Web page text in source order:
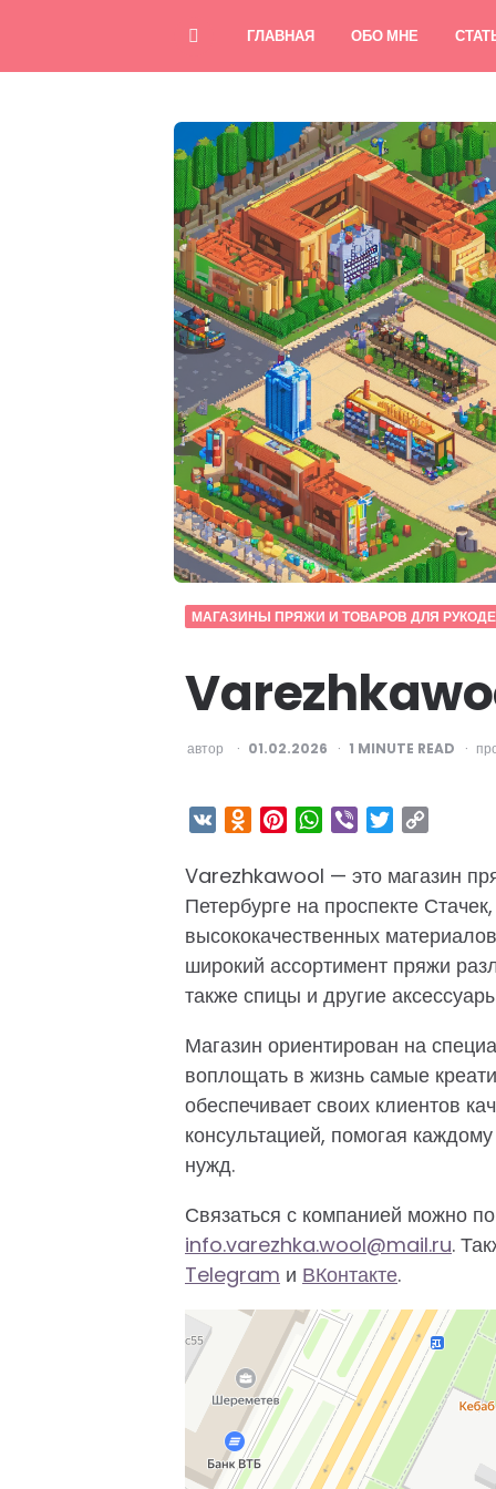
ГЛАВНАЯ ОБО МНЕ
МАГАЗИНЫ ПРЯЖИ И ТОВАРОВ ДЛЯ
ОПУБЛИКОВАНО
автор 01.02.2026 1 MINUTE READ
VK Odnoklassniki
PinterestWhatsApp
Viber Twitter
Varezhkawool — это магазин
Петербурге на проспекте
высококачественных
широкий ассортимент пряжи
также спицы и другие
Магазин ориентирован на
воплощать в жизнь самые
обеспечивает своих клиентов
консультацией, помогая
нужд.
Связаться с компанией можно
info.varezhka.wool@mail.ru.
Telegram и ВКонтакте.